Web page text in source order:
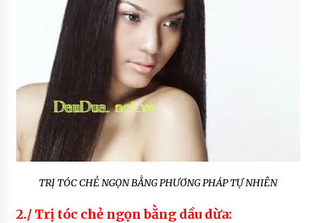
TRỊ TÓC CHẺ NGỌN BẰNG PHƯƠNG PHÁP TỰ NHIÊN
2./ Trị tóc chẻ ngọn bằng dầu dừa: